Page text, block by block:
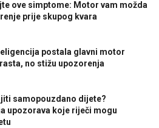
ove simptome: Motor vam možda
prije skupog kvara
postala glavni motor
no stižu upozorenja
samopouzdano dijete?
upozorava koje riječi mogu